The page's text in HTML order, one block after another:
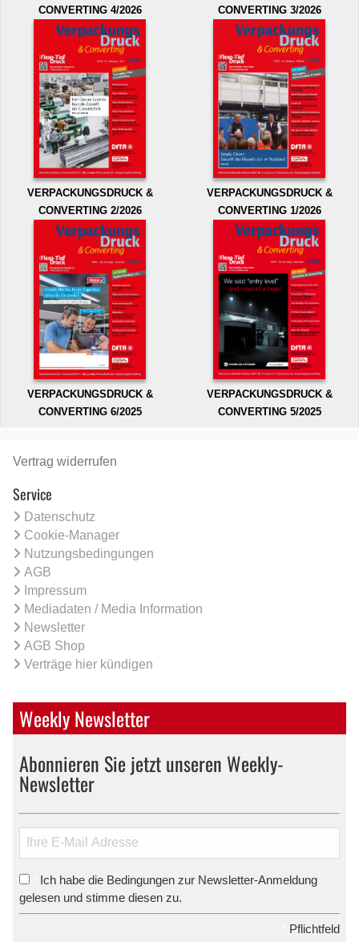
CONVERTING 4/2026
CONVERTING 3/2026
VERPACKUNGSDRUCK &
CONVERTING 2/2026
VERPACKUNGSDRUCK &
CONVERTING 1/2026
VERPACKUNGSDRUCK &
CONVERTING 6/2025
VERPACKUNGSDRUCK &
CONVERTING 5/2025
Vertrag widerrufen
Service
Datenschutz
Cookie-Manager
Nutzungsbedingungen
AGB
Impressum
Mediadaten / Media Information
Newsletter
AGB Shop
Verträge hier kündigen
Weekly Newsletter
Abonnieren Sie jetzt unseren Weekly-
Newsletter
Ich habe die Bedingungen zur Newsletter-Anmeldung
gelesen und stimme diesen zu.
Pflichtfeld